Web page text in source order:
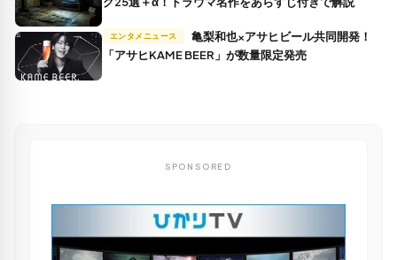
エンタメニュース
「アサヒKAME BEER」が数量限定発売
SPONSORED